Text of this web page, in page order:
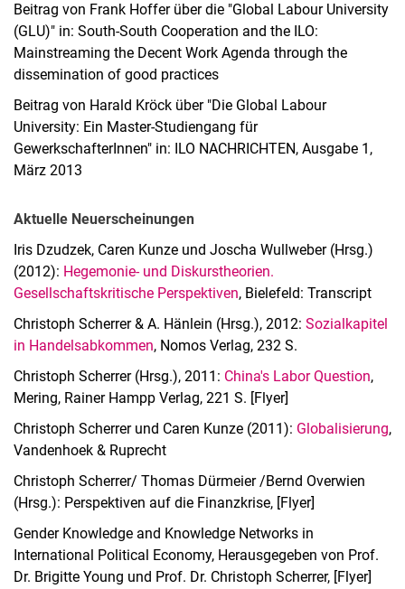
Beitrag von Frank Hoffer über die "Global Labour University
(GLU)" in: South‐South Cooperation and the ILO:
Mainstreaming the Decent Work Agenda through the
dissemination of good practices
Beitrag von Harald Kröck über "Die Global Labour
University: Ein Master-Studiengang für
GewerkschafterInnen" in: ILO NACHRICHTEN, Ausgabe 1,
März 2013
Aktuelle Neuerscheinungen
Iris Dzudzek, Caren Kunze und Joscha Wullweber (Hrsg.)
(2012): Hegemonie- und Diskurstheorien.
Gesellschaftskritische Perspektiven, Bielefeld: Transcript
Christoph Scherrer & A. Hänlein (Hrsg.), 2012: Sozialkapitel
in Handelsabkommen, Nomos Verlag, 232 S.
Christoph Scherrer (Hrsg.), 2011: China's Labor Question,
Mering, Rainer Hampp Verlag, 221 S. [Flyer]
Christoph Scherrer und Caren Kunze (2011): Globalisierung,
Vandenhoek & Ruprecht
Christoph Scherrer/ Thomas Dürmeier /Bernd Overwien
(Hrsg.): Perspektiven auf die Finanzkrise, [Flyer]
Gender Knowledge and Knowledge Networks in
International Political Economy, Herausgegeben von Prof.
Dr. Brigitte Young und Prof. Dr. Christoph Scherrer, [Flyer]